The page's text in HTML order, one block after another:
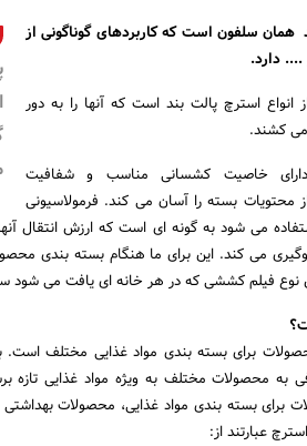
همان سلفون است که کاربردهای گوناگونی از
دارد.
استرچ پالت بند است که آنها را به دور
می‌ کشند.
خاصیت کشسانی مناسب و شفافیت
محتویات بسته را آسان می کند. فرمولاسیونی
می شود به گونه ای است که ارزش انتقال آنها
می کند. این برای ما هنگام بسته بندی
نوع فیلم کششی که در هر خانه ای یافت می شود
برای بسته بندی مواد غذایی مختلف است.
به محصولات مختلف به ویژه مواد غذایی تازه
برای بسته بندی مواد غذایی، محصولات
عبارتند از: